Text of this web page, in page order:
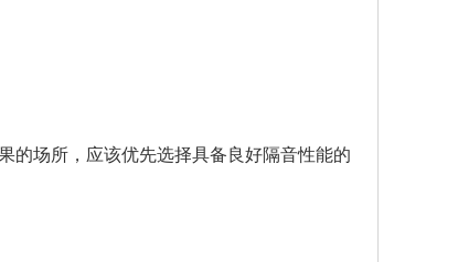
的场所，应该优先选择具备良好隔音性能的